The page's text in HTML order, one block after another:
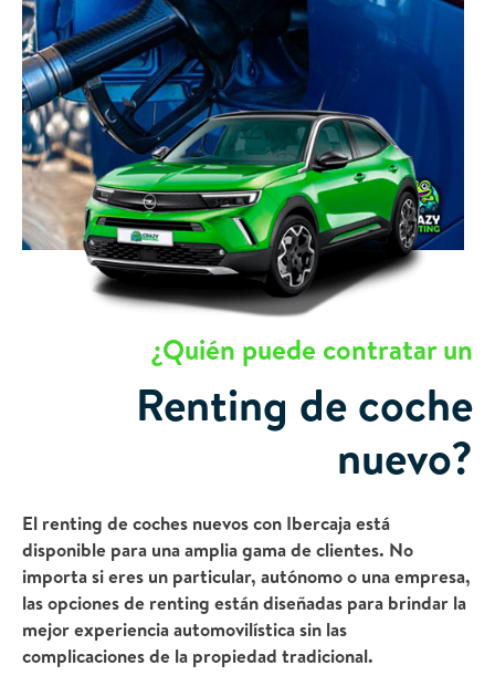
¿Quién puede contratar un
Renting de coche
nuevo?
El renting de coches nuevos con Ibercaja está
disponible para una amplia gama de clientes. No
importa si eres un particular, autónomo o una empresa,
las opciones de renting están diseñadas para brindar la
mejor experiencia automovilística sin las
complicaciones de la propiedad tradicional.